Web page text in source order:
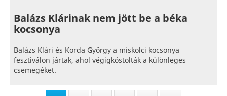
Balázs Klárinak nem jött be a béka
kocsonya
Balázs Klári és Korda György a miskolci kocsonya
fesztiválon jártak, ahol végigkóstolták a különleges
csemegéket.